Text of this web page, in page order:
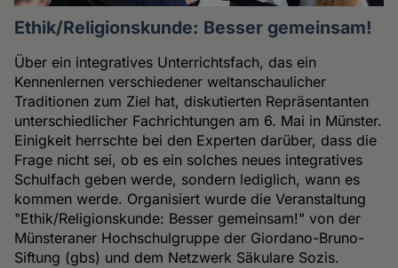
Ethik/Religionskunde: Besser gemeinsam!
Über ein integratives Unterrichtsfach, das ein
Kennenlernen verschiedener weltanschaulicher
Traditionen zum Ziel hat, diskutierten Repräsentanten
unterschiedlicher Fachrichtungen am 6. Mai in Münster.
Einigkeit herrschte bei den Experten darüber, dass die
Frage nicht sei, ob es ein solches neues integratives
Schulfach geben werde, sondern lediglich, wann es
kommen werde. Organisiert wurde die Veranstaltung
"Ethik/Religionskunde: Besser gemeinsam!" von der
Münsteraner Hochschulgruppe der Giordano-Bruno-
Siftung (gbs) und dem Netzwerk Säkulare Sozis.